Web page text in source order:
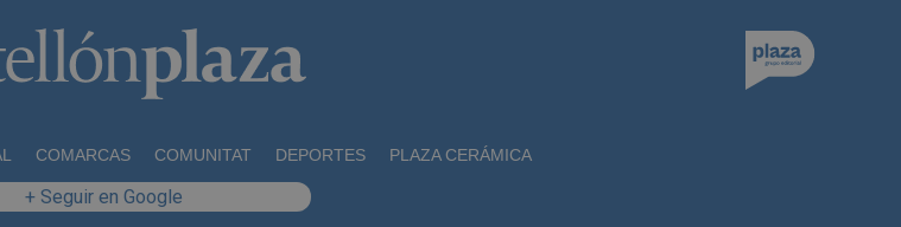
COMARCAS COMUNITAT DEPORTES PLAZA CERÁMICA
+ Seguir en Google